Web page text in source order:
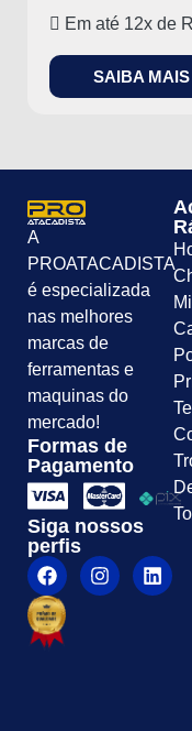
Em até 12x de
SAIBA MAIS
A
PROATACADISTA
é especializada
nas melhores
marcas de
ferramentas e
maquinas do
mercado!
Formas de
Pagamento
Siga nossos
perfis